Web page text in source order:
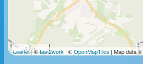
1 km
Leaflet| ©fast2work | ©OpenMapTiles | Map data ©